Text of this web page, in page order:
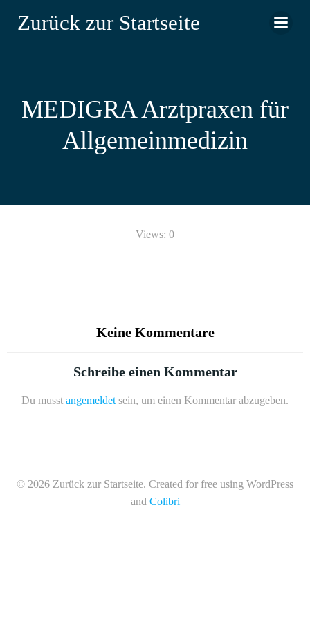
Inhalt
Zurück zur Startseite
MEDIGRA Arztpraxen für
Allgemeinmedizin
Views: 0
Keine Kommentare
Schreibe einen Kommentar
Du musst angemeldet sein, um einen Kommentar abzugeben.
© 2026 Zurück zur Startseite. Created for free using WordPress
and Colibri